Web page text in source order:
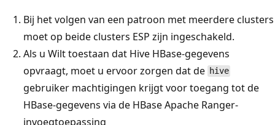
Bij het volgen van een patroon met meerdere clusters
moet op beide clusters ESP zijn ingeschakeld.
Als u Wilt toestaan dat Hive HBase-gegevens
opvraagt, moet u ervoor zorgen dat de hive
gebruiker machtigingen krijgt voor toegang tot de
HBase-gegevens via de HBase Apache Ranger-
invoegtoepassing